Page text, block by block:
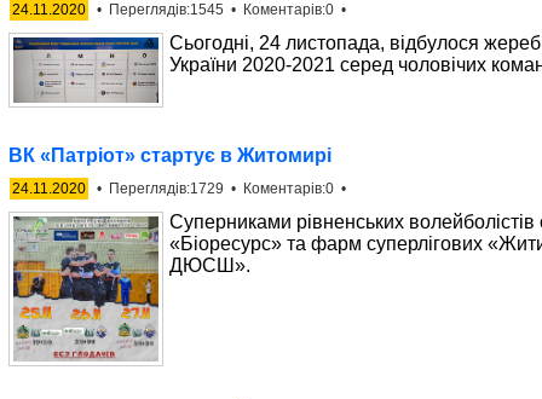
24.11.2020 • Переглядів:1545 • Коментарів:0 •
Сьогодні, 24 листопада, відбулося
України 2020-2021 серед чоловічих
ВК «Патріот» стартує в Житомирі
24.11.2020 • Переглядів:1729 • Коментарів:0 •
Суперниками рівненських волейболістів
«Біоресурс» та фарм суперлігових
ДЮСШ».